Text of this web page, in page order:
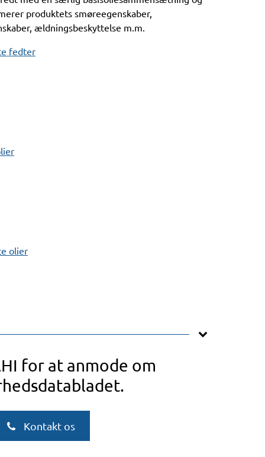
fedter
olier
produktets smøreegenskaber,
ældningsbeskyttelse m.m.
for at anmode om
Kontakt os